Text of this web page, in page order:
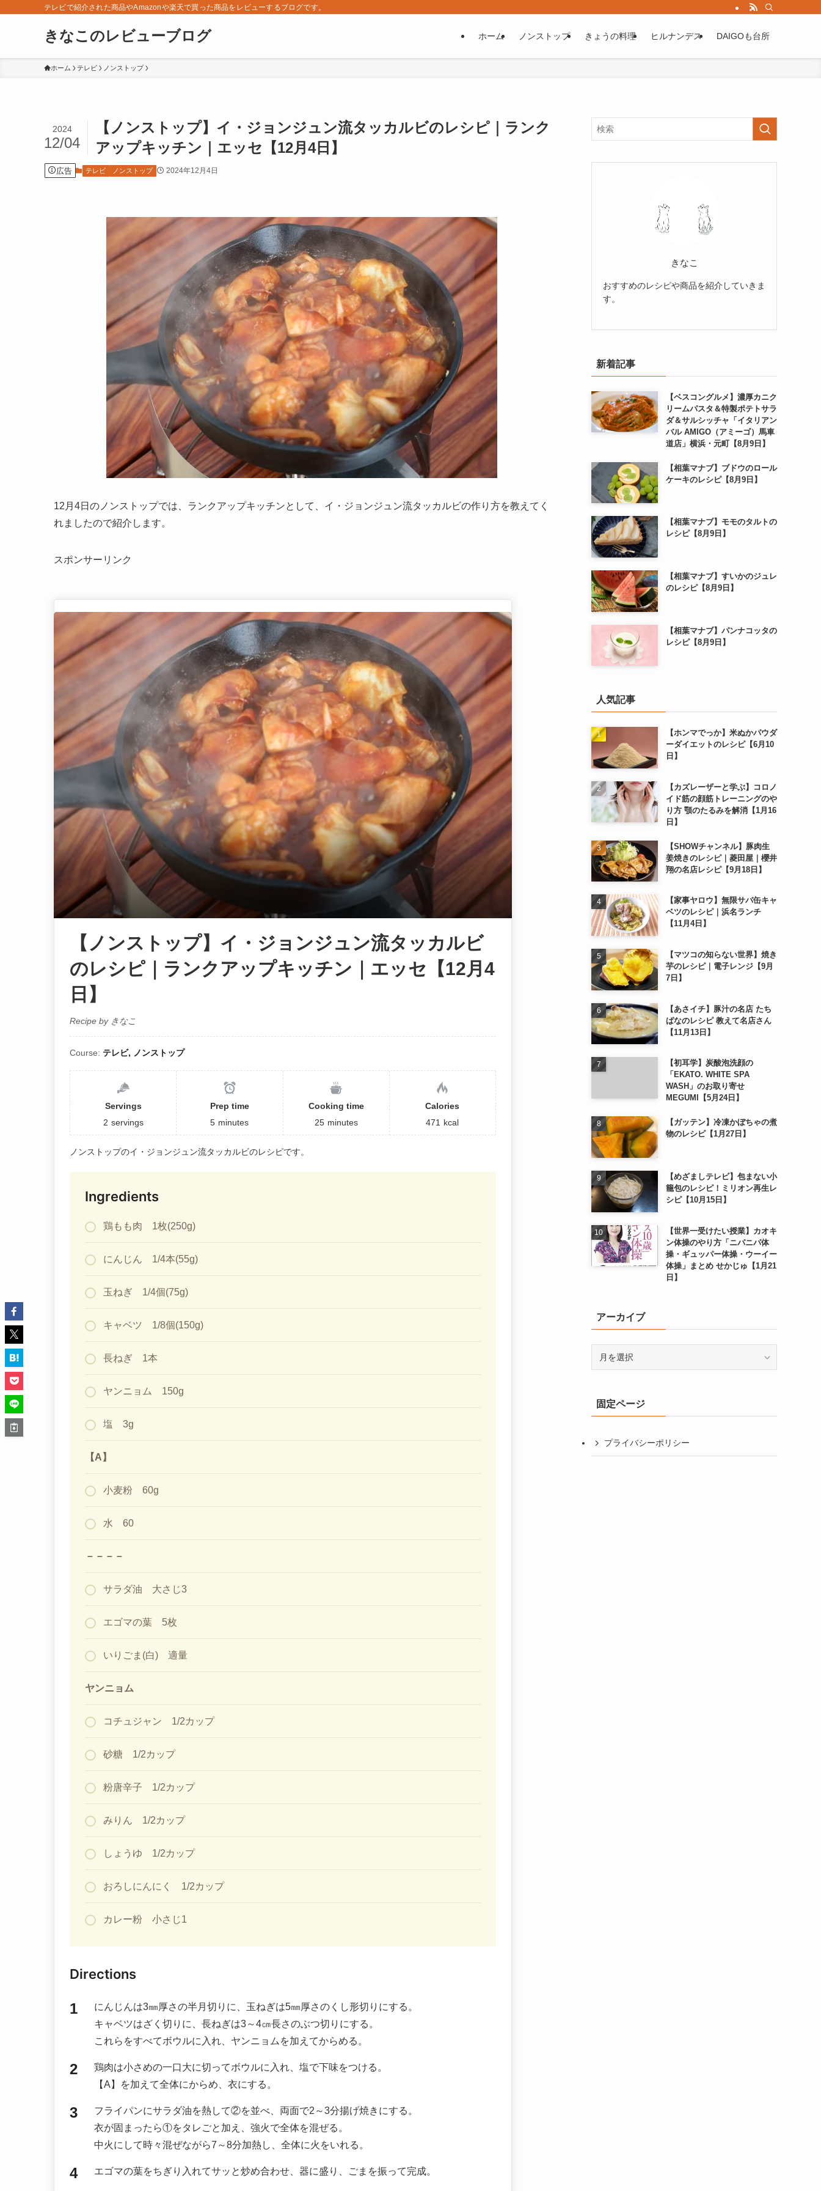
テレビで紹介された商品やAmazonや楽天で買った商品をレビューするブログです。
きなこのレビューブログ ホーム ノンストップ きょうの料理 ヒルナンデス DAIGOも台所
ホーム テレビ ノンストップ
【ノンストップ】イ・ジョンジュン流タッカルビのレシピ｜ランク
アップキッチン｜エッセ【12月4日】
2024
12/04
広告 テレビ ノンストップ 2024年12月4日
12月4日のノンストップでは、ランクアップキッチンとして、イ・ジョンジュン流タッカルビの作り方を教えてく
れましたので紹介します。
スポンサーリンク
【ノンストップ】イ・ジョンジュン流タッカルビ
のレシピ｜ランクアップキッチン｜エッセ【12月4
日】
Recipe by きなこ
Course: テレビ, ノンストップ
Servings
2 servings
Prep time
5 minutes
Cooking time
25 minutes
Calories
471 kcal
ノンストップのイ・ジョンジュン流タッカルビのレシピです。
Ingredients
鶏もも肉 1枚(250g)
にんじん 1/4本(55g)
玉ねぎ 1/4個(75g)
キャベツ 1/8個(150g)
長ねぎ 1本
ヤンニョム 150g
塩 3g
【A】
小麦粉 60g
水 60
－－－－
サラダ油 大さじ3
エゴマの葉 5枚
いりごま(白) 適量
ヤンニョム
コチュジャン 1/2カップ
砂糖 1/2カップ
粉唐辛子 1/2カップ
みりん 1/2カップ
しょうゆ 1/2カップ
おろしにんにく 1/2カップ
カレー粉 小さじ1
Directions
にんじんは3㎜厚さの半月切りに、玉ねぎは5㎜厚さのくし形切りにする。
キャベツはざく切りに、長ねぎは3～4㎝長さのぶつ切りにする。
これらをすべてボウルに入れ、ヤンニョムを加えてからめる。
鶏肉は小さめの一口大に切ってボウルに入れ、塩で下味をつける。
【A】を加えて全体にからめ、衣にする。
フライパンにサラダ油を熱して②を並べ、両面で2～3分揚げ焼きにする。
衣が固まったら①をタレごと加え、強火で全体を混ぜる。
中火にして時々混ぜながら7～8分加熱し、全体に火をいれる。
エゴマの葉をちぎり入れてサッと炒め合わせ、器に盛り、ごまを振って完成。
きなこ
おすすめのレシピや商品を紹介していきま
す。
新着記事
【ベスコングルメ】濃厚カニク
リームパスタ＆特製ポテトサラ
ダ＆サルシッチャ「イタリアン
バル AMIGO（アミーゴ）馬車
道店」横浜・元町【8月9日】
【相葉マナブ】ブドウのロール
ケーキのレシピ【8月9日】
【相葉マナブ】モモのタルトの
レシピ【8月9日】
【相葉マナブ】すいかのジュレ
のレシピ【8月9日】
【相葉マナブ】パンナコッタの
レシピ【8月9日】
人気記事
【ホンマでっか】米ぬかパウダ
ーダイエットのレシピ【6月10
日】
【カズレーザーと学ぶ】コロノ
イド筋の顔筋トレーニングのや
り方 顎のたるみを解消【1月16
日】
【SHOWチャンネル】豚肉生
姜焼きのレシピ｜菱田屋｜櫻井
翔の名店レシピ【9月18日】
【家事ヤロウ】無限サバ缶キャ
ベツのレシピ｜浜名ランチ
【11月4日】
【マツコの知らない世界】焼き
芋のレシピ｜電子レンジ【9月
7日】
【あさイチ】豚汁の名店 たち
ばなのレシピ 教えて名店さん
【11月13日】
【初耳学】炭酸泡洗顔の
「EKATO. WHITE SPA
WASH」のお取り寄せ
MEGUMI【5月24日】
【ガッテン】冷凍かぼちゃの煮
物のレシピ【1月27日】
【めざましテレビ】包まない小
籠包のレシピ！ミリオン再生レ
シピ【10月15日】
【世界一受けたい授業】カオキ
ン体操のやり方「ニパニパ体
操・ギュッパー体操・ウーイー
体操」まとめ せかじゅ【1月21
日】
アーカイブ
ブ固定ページ
プライバシーポリシー